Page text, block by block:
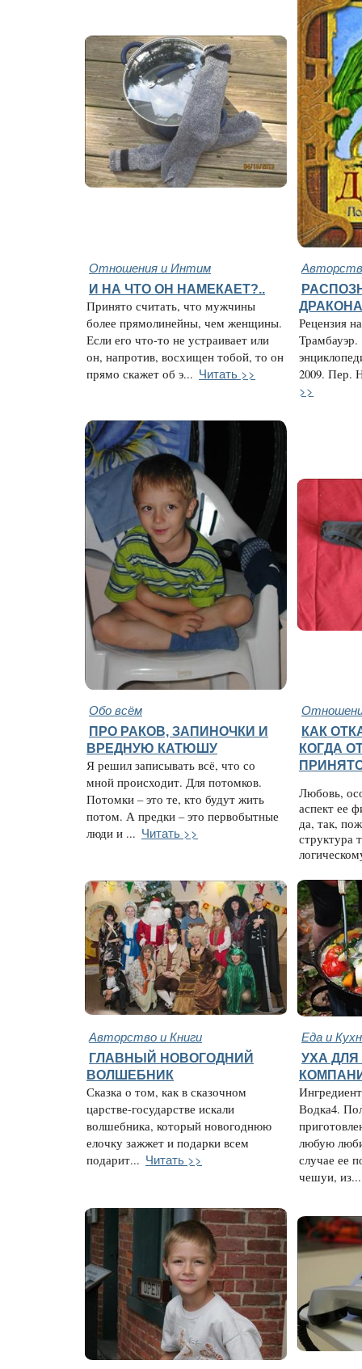
Отношения и Интим
И НА ЧТО ОН НАМЕКАЕТ?..
Принято считать, что мужчины
более прямолинейны, чем женщины.
Если его что-то не устраивает или
он, напротив, восхищен тобой, то он
прямо скажет об э... Читать >>
ДРАКОНА
Рецензия
2009. Пер.
>>
Обо всём
ПРО РАКОВ, ЗАПИНОЧКИ И
ВРЕДНУЮ КАТЮШУ
Я решил записывать всё, что со
мной происходит. Для потомков.
Потомки – это те, кто будут жить
потом. А предки – это первобытные
люди и ... Читать >>
КАК
КОГДА
Любовь,
аспект ее
да, так,
структура
Авторство и Книги Еда и
ГЛАВНЫЙ НОВОГОДНИЙ
ВОЛШЕБНИК
Сказка о том, как в сказочном
царстве-государстве искали
волшебника, который новогоднюю
елочку зажжет и подарки всем
подарит... Читать >>
УХА
Водка4.
любую
случае ее
чешуи, из...